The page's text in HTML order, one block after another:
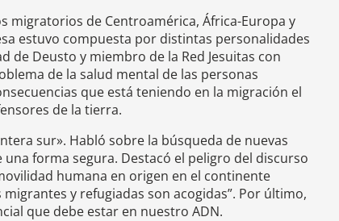
migratorios de Centroamérica, África-Europa y
estuvo compuesta por distintas personalidades
Deusto y miembro de la Red Jesuitas con
de la salud mental de las personas
que está teniendo en la migración el
de la tierra.
sur». Habló sobre la búsqueda de nuevas
forma segura. Destacó el peligro del discurso
humana en origen en el continente
y refugiadas son acogidas”. Por último,
que debe estar en nuestro ADN.